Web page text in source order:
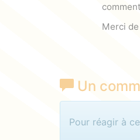
Merci
Un
Pour réagir à